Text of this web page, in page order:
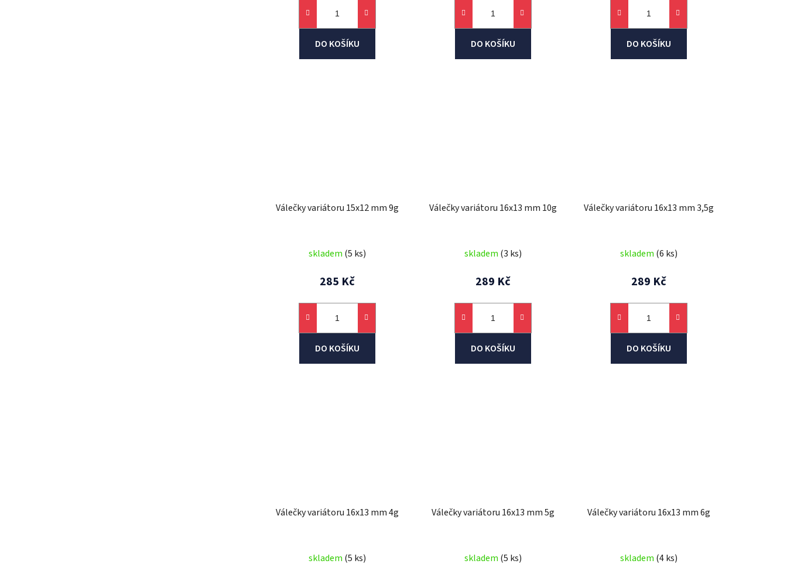
DO KOŠÍKU DO KOŠÍKU DO KOŠÍKU
Válečky variátoru 15x12 mm 9g
skladem (5 ks)
285 Kč
DO KOŠÍKU
Válečky variátoru 16x13 mm 10g
skladem (3 ks)
289 Kč
DO KOŠÍKU
Válečky variátoru 16x13 mm 3,5g
skladem (6 ks)
289 Kč
DO KOŠÍKU
Válečky variátoru 16x13 mm 4g
skladem (5 ks)
Válečky variátoru 16x13 mm 5g
skladem (5 ks)
Válečky variátoru 16x13 mm 6g
skladem (4 ks)